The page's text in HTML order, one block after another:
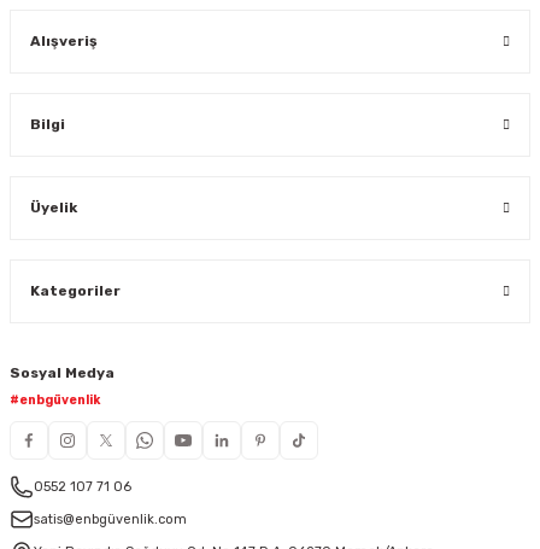
Alışveriş
Bilgi
Üyelik
Kategoriler
Sosyal Medya
#enbgüvenlik
0552 107 71 06
satis@enbgüvenlik.com